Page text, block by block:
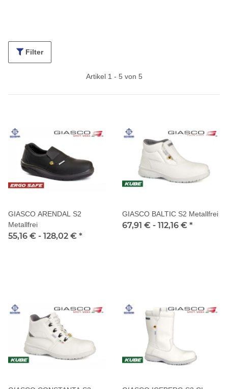
Filter
Artikel 1 - 5 von 5
GIASCO ARENDAL S2
Metallfrei
55,16 € - 128,02 € *
GIASCO BALTIC S2 Metallfrei
67,91 € - 112,16 € *